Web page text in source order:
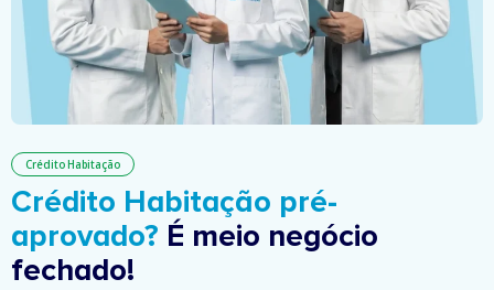
Crédito Habitação
Crédito Habitação pré-
aprovado? É meio negócio
fechado!